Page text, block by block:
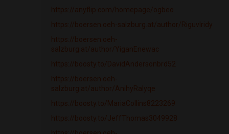
https://anyflip.com/homepage/ogbeo
https://boersen.oeh-salzburg.at/author/RiguvIridy
https://boersen.oeh-
salzburg.at/author/YiganEnewac
https://boosty.to/DavidAndersonbrd52
https://boersen.oeh-
salzburg.at/author/AnihyRalyqe
https://boosty.to/MariaCollins8223269
https://boosty.to/JeffThomas3049928